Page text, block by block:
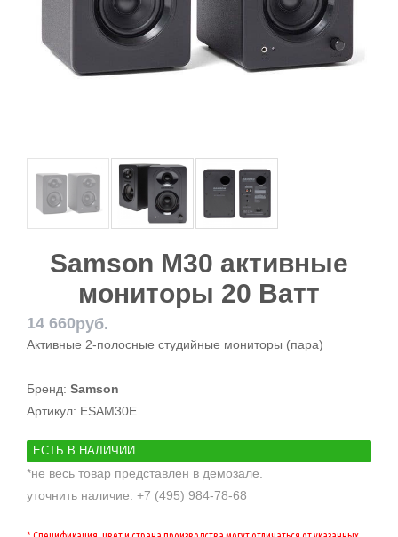
Samson M30 активные
мониторы 20 Ватт
14 660руб.
Активные 2-полосные студийные мониторы (пара)
Бренд: Samson
Артикул: ESAM30E
ЕСТЬ В НАЛИЧИИ
*не весь товар представлен в демозале.
уточнить наличие: +7 (495) 984-78-68